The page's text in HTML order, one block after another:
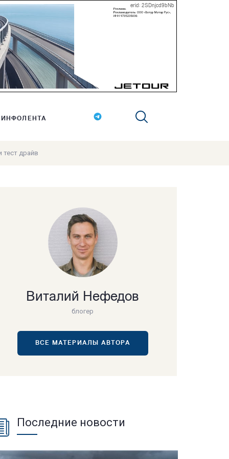
erid: 2SDnjcd9bNb
ИНФОЛЕНТА
тест драйв
Виталий Нефедов
блогер
ВСЕ МАТЕРИАЛЫ АВТОРА
Последние новости